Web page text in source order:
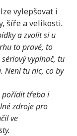
vylepšovat i
šíře a velikosti.
a zvolit si u
to pravé, to
vypínač, tu
Není tu nic, co by
pořídit třeba i
zdroje pro
ve